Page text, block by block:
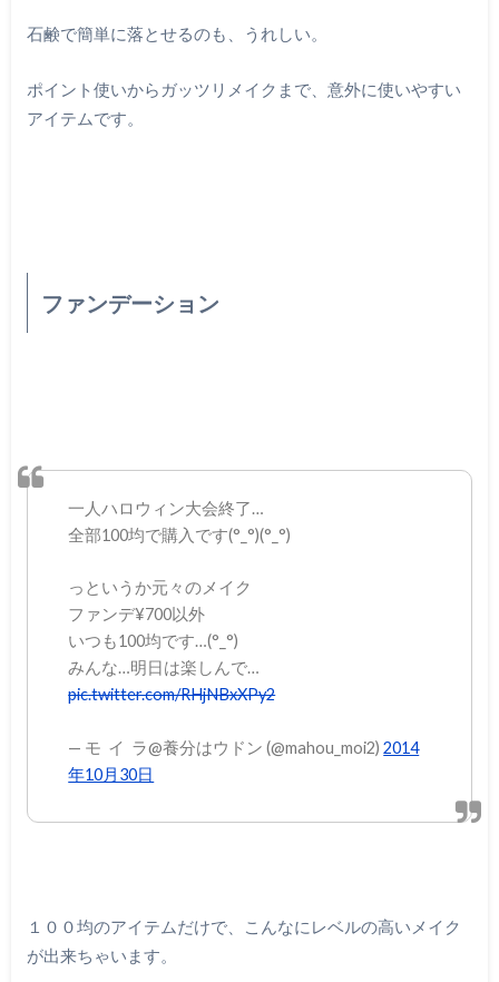
石鹸で簡単に落とせるのも、うれしい。
ポイント使いからガッツリメイクまで、意外に使いやすい
アイテムです。
ファンデーション
一人ハロウィン大会終了…
全部100均で購入です(°_°)(°_°)
っというか元々のメイク
ファンデ¥700以外
いつも100均です…(°_°)
みんな…明日は楽しんで…
pic.twitter.com/RHjNBxXPy2
— モ イ ラ@養分はウドン (@mahou_moi2)2014
年10月30日
１００均のアイテムだけで、こんなにレベルの高いメイク
が出来ちゃいます。